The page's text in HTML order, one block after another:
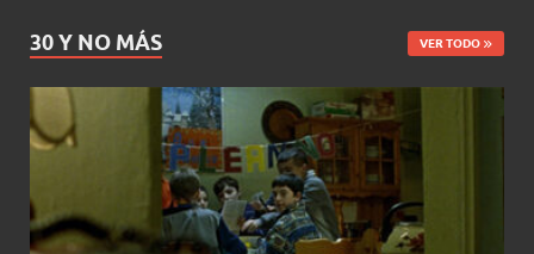
30 Y NO MÁS VER TODO